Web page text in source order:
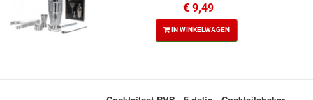
€ 9,49
IN WINKELWAGEN